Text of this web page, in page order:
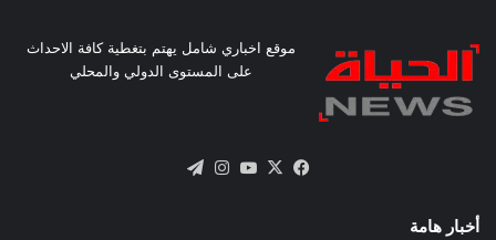
موقع اخباري شامل يهتم بتغطية كافة الاحداث
على المستوى الدولي والمحلي
فيسبوك
X يوتيوبانستقرام
أخبار هامة